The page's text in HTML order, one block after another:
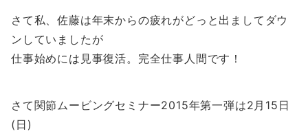
さて私、佐藤は年末からの疲れがどっと出ましてダウ
ンしていましたが
仕事始めには見事復活。完全仕事人間です！
さて関節ムービングセミナー2015年第一弾は2月15日
(日)